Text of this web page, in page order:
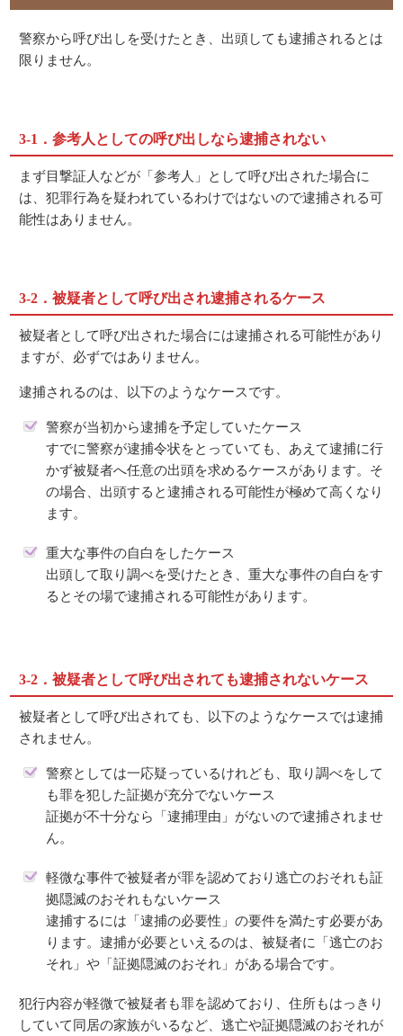
警察から呼び出しを受けたとき、出頭しても逮捕されるとは
限りません。
3-1．参考人としての呼び出しなら逮捕されない
まず目撃証人などが「参考人」として呼び出された場合に
は、犯罪行為を疑われているわけではないので逮捕される可
能性はありません。
3-2．被疑者として呼び出され逮捕されるケース
被疑者として呼び出された場合には逮捕される可能性があり
ますが、必ずではありません。
逮捕されるのは、以下のようなケースです。
警察が当初から逮捕を予定していたケース
すでに警察が逮捕令状をとっていても、あえて逮捕に行
かず被疑者へ任意の出頭を求めるケースがあります。そ
の場合、出頭すると逮捕される可能性が極めて高くなり
ます。
重大な事件の自白をしたケース
出頭して取り調べを受けたとき、重大な事件の自白をす
るとその場で逮捕される可能性があります。
3-2．被疑者として呼び出されても逮捕されないケース
被疑者として呼び出されても、以下のようなケースでは逮捕
されません。
警察としては一応疑っているけれども、取り調べをして
も罪を犯した証拠が充分でないケース
証拠が不十分なら「逮捕理由」がないので逮捕されませ
ん。
軽微な事件で被疑者が罪を認めており逃亡のおそれも証
拠隠滅のおそれもないケース
逮捕するには「逮捕の必要性」の要件を満たす必要があ
ります。逮捕が必要といえるのは、被疑者に「逃亡のお
それ」や「証拠隠滅のおそれ」がある場合です。
犯行内容が軽微で被疑者も罪を認めており、住所もはっきり
していて同居の家族がいるなど、逃亡や証拠隠滅のおそれが